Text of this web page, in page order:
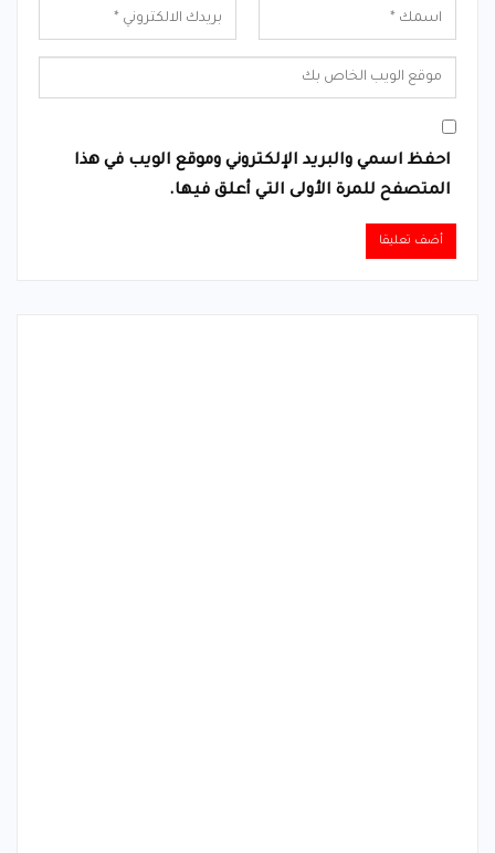
احفظ اسمي والبريد الإلكتروني وموقع الويب في هذا
المتصفح للمرة الأولى التي أعلق فيها.